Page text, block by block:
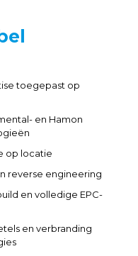
toegepast op
en Hamon
op locatie
reverse engineering
en volledige EPC-
en verbranding